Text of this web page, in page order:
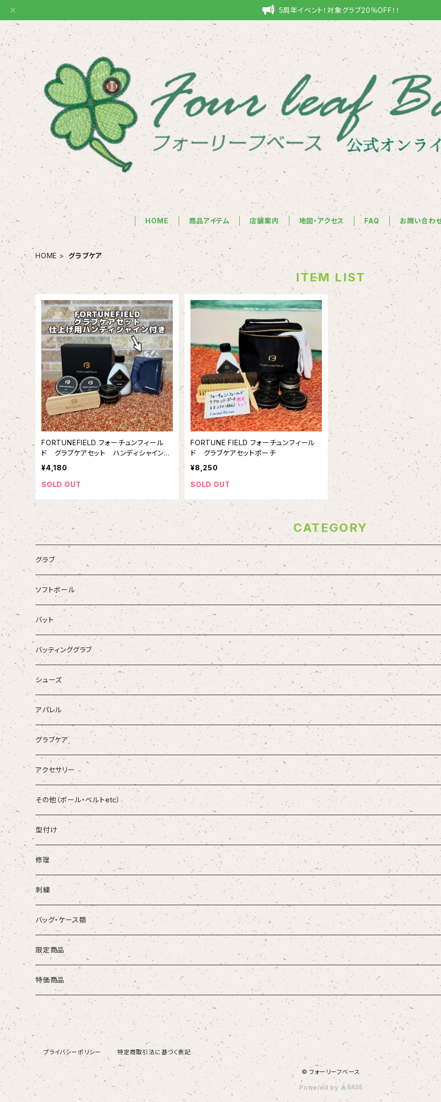
5周年イベント！対象グラブ20％OFF！！
HOME 商品アイテム 店舗案内 地図・アクセス FAQ お問い合わ
HOME グラブケア
ITEM LIST
FORTUNEFIELD フォーチュンフィール
ド グラブケアセット ハンディシャイン付
き グラブ磨き グラブメンテナンス
¥4,180
SOLD OUT
FORTUNE FIELD フォーチュンフィール
ド グラブケアセットポーチ
¥8,250
SOLD OUT
CATEGORY
グラブ
ZETT
Rawlings
SSK
Donaiya
Wilson
Ip Select
和牛JB
D-Quest
DEAD STOCK
Genuine
SUREPLAY
ソフトボール
グラブ
バット
バット
硬式木製バット
硬式金属バット
軟式木製バット
軟式金属バット
軟式FPR
少年木製バット
少年金属バット
バッティンググラブ
一般バッティンググラブ
学生用バッティンググラブ
少年用バッティンググラブ
シューズ
金具スパイク
ポイントスパイク
ランニングシューズ
アパレル
古着・USED
Tシャツ
ソックス
グラブケア
FORTUN EFIELD
和牛JB
アクセサリー
その他（ボール・ベルトetc）
ボール
ベルト
型付け
修理
刺繍
バッグ・ケース類
限定商品
大谷グッズ
MLBグッズ
福袋2026
特価商品
プライバシーポリシー 特定商取引法に基づく表記
© フォーリーフベース
Powered by